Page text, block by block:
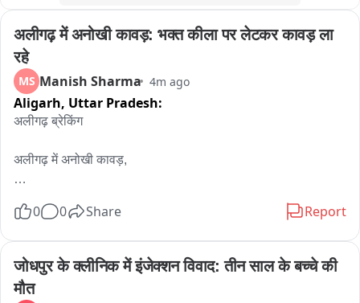
( बाइट 1,2– गणेश गोदियाल,प्रदेश अध्यक्ष,कांग्रेस)
( बाइट– हरक सिंह रावत, प्रभारी चुनाव प्रबंधन समिति)
पीटीसी विजय आहूजा
अलीगढ़ में अनोखी कावड़: भक्त कीला पर लेटकर कावड़ ला
रहे
MS Manish Sharma 4m ago
Aligarh, Uttar Pradesh:
अलीगढ़ ब्रेकिंग
अलीगढ़ में अनोखी कावड़,
पंचमुखी महादेव जी के मंदिर जरूत में चढ़ती है कीला डाक कावड़,
0 0 Share Report
जोधपुर के क्लीनिक में इंजेक्शन विवाद: तीन साल के बच्चे की
मौत